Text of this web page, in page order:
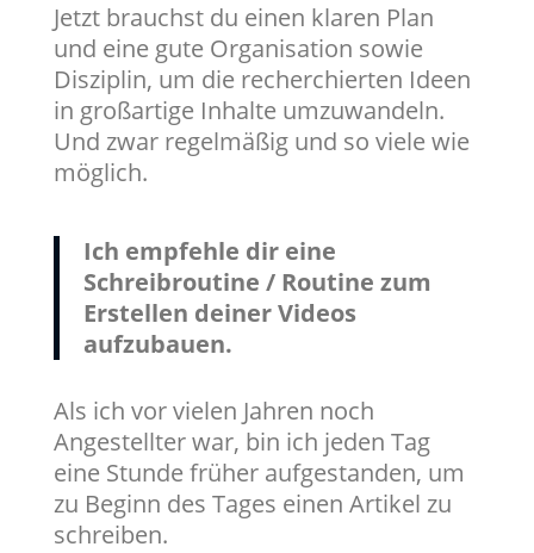
Jetzt brauchst du einen klaren Plan
und eine gute Organisation sowie
Disziplin, um die recherchierten Ideen
in großartige Inhalte umzuwandeln.
Und zwar regelmäßig und so viele wie
möglich.
Ich empfehle dir eine
Schreibroutine / Routine zum
Erstellen deiner Videos
aufzubauen.
Als ich vor vielen Jahren noch
Angestellter war, bin ich jeden Tag
eine Stunde früher aufgestanden, um
zu Beginn des Tages einen Artikel zu
schreiben.